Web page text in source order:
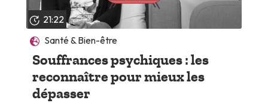
21:22
Santé & Bien-être
Souffrances psychiques : les
reconnaître pour mieux les
dépasser